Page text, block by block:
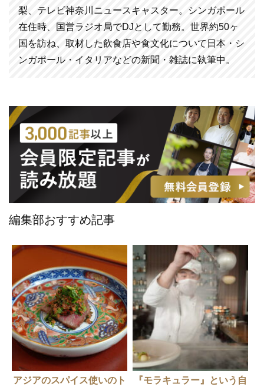
梨、テレビ神奈川ニュースキャスター。シンガポール
在住時、国営ラジオ局でDJとして勤務。世界約50ヶ
国を訪ね、取材した飲食店や食文化について日本・シ
ンガポール・イタリアなどの新聞・雑誌に執筆中。
編集部おすすめ記事
アジアのスパイス使いのト
『モラキュラー』という自